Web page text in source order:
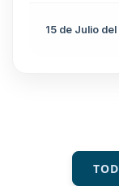
15 de Julio